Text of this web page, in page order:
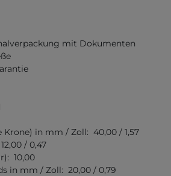
mit Dokumenten
in mm / Zoll: 40,00 / 1,57
/ 0,47
10,00
in mm / Zoll: 20,00 / 0,79